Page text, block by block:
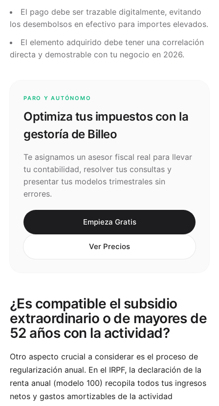
El pago debe ser trazable digitalmente, evitando
los desembolsos en efectivo para importes elevados.
El elemento adquirido debe tener una correlación
directa y demostrable con tu negocio en 2026.
PARO Y AUTÓNOMO
Optimiza tus impuestos con la
gestoría de Billeo
Te asignamos un asesor fiscal real para llevar
tu contabilidad, resolver tus consultas y
presentar tus modelos trimestrales sin
errores.
Empieza Gratis
Ver Precios
¿Es compatible el subsidio
extraordinario o de mayores de
52 años con la actividad?
Otro aspecto crucial a considerar es el proceso de
regularización anual. En el IRPF, la declaración de la
renta anual (modelo 100) recopila todos tus ingresos
netos y gastos amortizables de la actividad